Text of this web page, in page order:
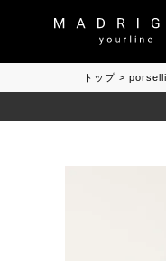
トップ porselli